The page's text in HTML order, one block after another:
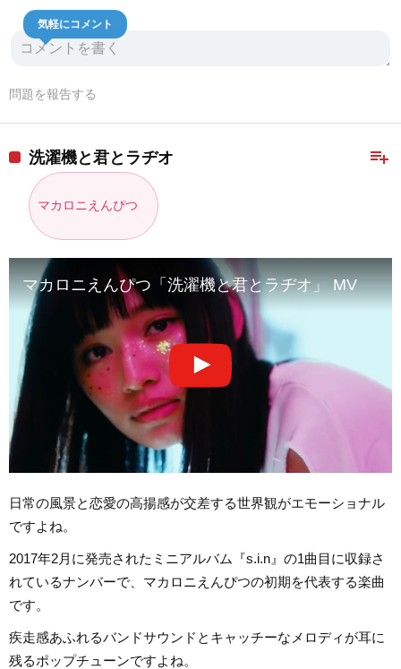
気軽にコメント
問題を報告する
playlist_add
洗濯機と君とラヂオ
マカロニえんぴつ
マカロニえんぴつ「洗濯機と君とラヂオ」 MV
日常の風景と恋愛の高揚感が交差する世界観がエモーショナル
ですよね。
2017年2月に発売されたミニアルバム『s.i.n』の1曲目に収録さ
れているナンバーで、マカロニえんぴつの初期を代表する楽曲
です。
疾走感あふれるバンドサウンドとキャッチーなメロディが耳に
残るポップチューンですよね。